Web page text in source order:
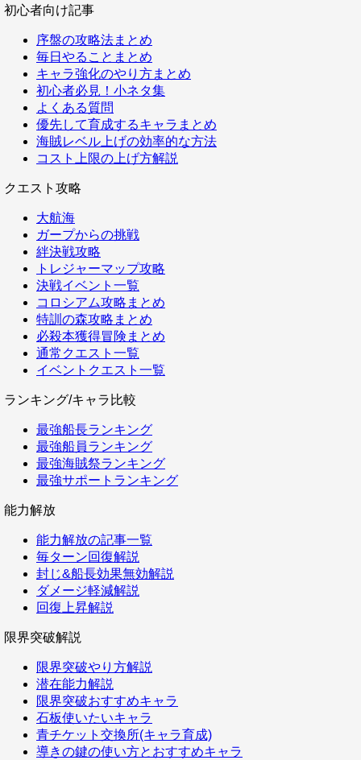
初心者向け記事
序盤の攻略法まとめ
毎日やることまとめ
キャラ強化のやり方まとめ
初心者必見！小ネタ集
よくある質問
優先して育成するキャラまとめ
海賊レベル上げの効率的な方法
コスト上限の上げ方解説
クエスト攻略
大航海
ガープからの挑戦
絆決戦攻略
トレジャーマップ攻略
決戦イベント一覧
コロシアム攻略まとめ
特訓の森攻略まとめ
必殺本獲得冒険まとめ
通常クエスト一覧
イベントクエスト一覧
ランキング/キャラ比較
最強船長ランキング
最強船員ランキング
最強海賊祭ランキング
最強サポートランキング
能力解放
能力解放の記事一覧
毎ターン回復解説
封じ&船長効果無効解説
ダメージ軽減解説
回復上昇解説
限界突破解説
限界突破やり方解説
潜在能力解説
限界突破おすすめキャラ
石板使いたいキャラ
青チケット交換所(キャラ育成)
導きの鍵の使い方とおすすめキャラ